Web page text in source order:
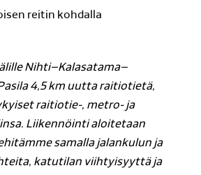
reitin kohdalla
Nihti–Kalasatama–
4,5 km uutta raitiotietä,
raitiotie-, metro- ja
Liikennöinti aloitetaan
samalla jalankulun ja
katutilan viihtyisyyttä ja